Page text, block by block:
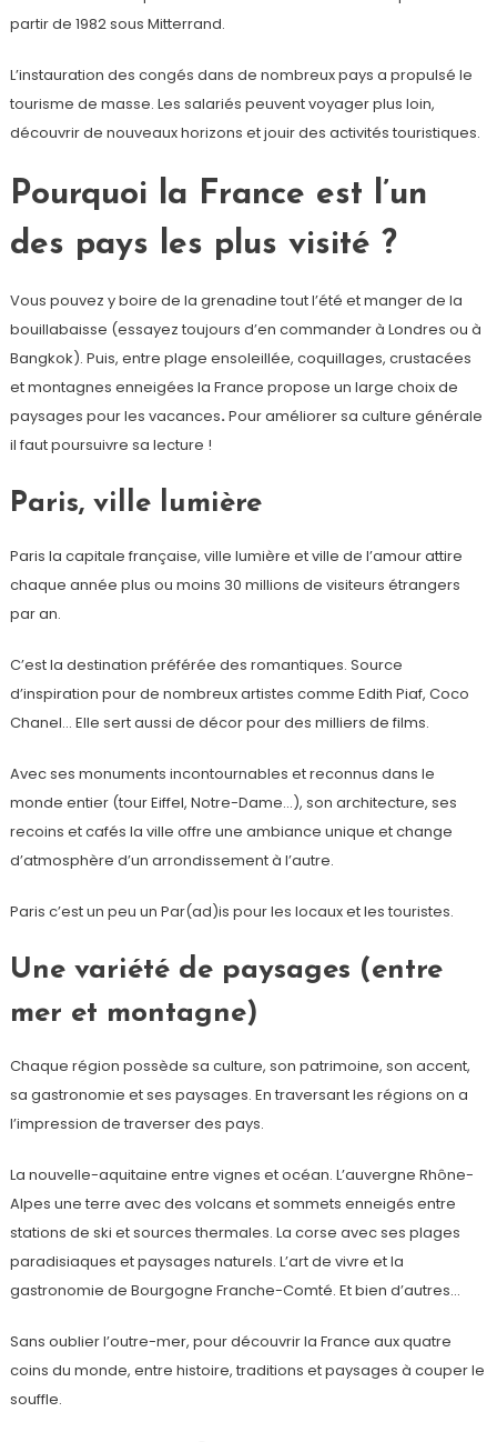
partir de 1982 sous Mitterrand.
L’instauration des congés dans de nombreux pays a propulsé le
tourisme de masse. Les salariés peuvent voyager plus loin,
découvrir de nouveaux horizons et jouir des activités touristiques.
Pourquoi la France est l’un
des pays les plus visité ?
Vous pouvez y boire de la grenadine tout l’été et manger de la
bouillabaisse (essayez toujours d’en commander à Londres ou à
Bangkok). Puis, entre plage ensoleillée, coquillages, crustacées
et montagnes enneigées la France propose un large choix de
paysages pour les vacances.Pour améliorer sa culture générale
il faut poursuivre sa lecture !
Paris, ville lumière
Paris la capitale française, ville lumière et ville de l’amour attire
chaque année plus ou moins 30 millions de visiteurs étrangers
par an.
C’est la destination préférée des romantiques. Source
d’inspiration pour de nombreux artistes comme Edith Piaf, Coco
Chanel… Elle sert aussi de décor pour des milliers de films.
Avec ses monuments incontournables et reconnus dans le
monde entier (tour Eiffel, Notre-Dame…), son architecture, ses
recoins et cafés la ville offre une ambiance unique et change
d’atmosphère d’un arrondissement à l’autre.
Paris c’est un peu un Par(ad)is pour les locaux et les touristes.
Une variété de paysages (entre
mer et montagne)
Chaque région possède sa culture, son patrimoine, son accent,
sa gastronomie et ses paysages. En traversant les régions on a
l’impression de traverser des pays.
La nouvelle-aquitaine entre vignes et océan. L’auvergne Rhône-
Alpes une terre avec des volcans et sommets enneigés entre
stations de ski et sources thermales. La corse avec ses plages
paradisiaques et paysages naturels. L’art de vivre et la
gastronomie de Bourgogne Franche-Comté. Et bien d’autres…
Sans oublier l’outre-mer, pour découvrir la France aux quatre
coins du monde, entre histoire, traditions et paysages à couper le
souffle.